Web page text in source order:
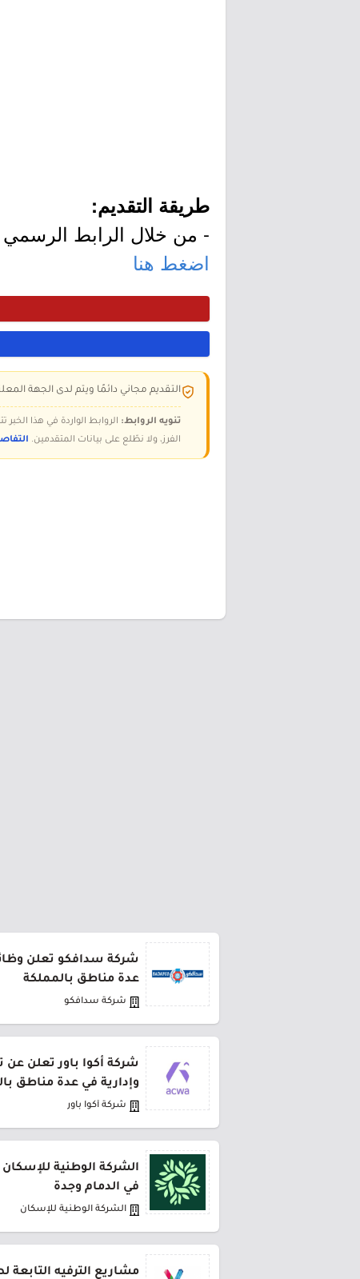
طريقة التقديم:
- من خلال الرابط الرسمي
اضغط هنا
التقديم مجاني دائمًا ويتم لدى الجهة
تنويه الروابط: الروابط الواردة في هذا
الفرز، ولا نطّلع على بيانات المتقدمين.
شركة سدافكو تعلن
عدة مناطق بالمملكة
شركة سدافكو
شركة أكوا باور تعلن
وإدارية في عدة مناطق
شركة أكوا باور
الشركة الوطنية
في الدمام وجدة
الشركة الوطنية للإسكان
مشاريع الترفيه